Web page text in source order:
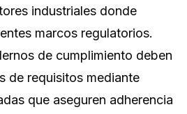
industriales donde
marcos regulatorios.
de cumplimiento deben
de requisitos mediante
que aseguren adherencia